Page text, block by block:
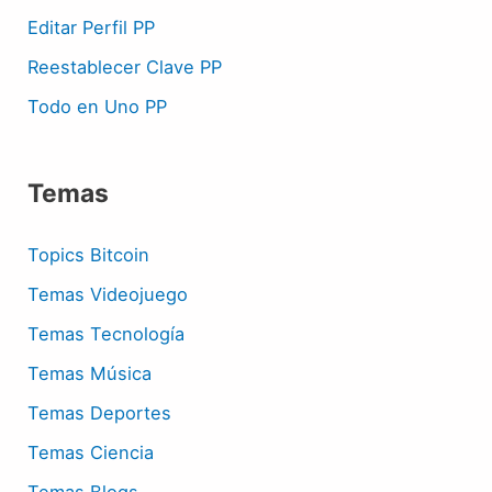
Editar Perfil PP
Reestablecer Clave PP
Todo en Uno PP
Temas
Topics Bitcoin
Temas Videojuego
Temas Tecnología
Temas Música
Temas Deportes
Temas Ciencia